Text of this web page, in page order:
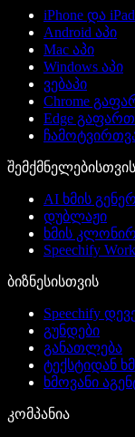
iPhone და
Android აპი
Mac აპი
Windows აპი
ვებაპი
Chrome
Edge
შემქმნელებისთვის
AI ხმის
დუბლაჟი
ხმის
Speechify Work
ბიზნესისთვის
Speechify
გუნდები
განათლება
ტექსტიდან
ხმოვანი
კომპანია